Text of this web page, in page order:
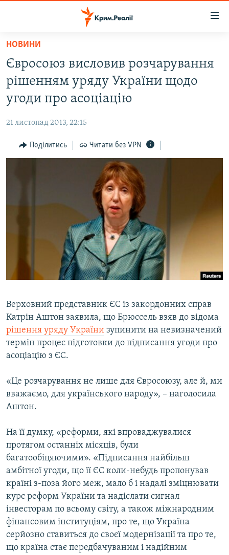
Перейти
основного
матеріалу
Перейти
до
основної
Перейти
до
ВОДА.КРИМ
ВІДЕО ТА ФОТО
БЛОГИ
ПОГЛЯД
СПЕЦПРОЕКТИ
ВІДЕОУРОКИ «ELIFBE»
СВІДЧЕННЯ ОКУПАЦІЇ
УКРАЇНСЬКА ПРОБЛЕМА КРИМУ
ЯК ОБІЙТИ БЛОКУВАННЯ
Qırımtatar
Усі сайти RFE/RL
НОВИНИ
Євросоюз висловив розчарування
рішенням уряду України щодо
угоди про асоціацію
21 листопад 2013, 22:15
Поділитись Читати без VPN
Верховний представник ЄС із закордонних справ
Катрін Аштон заявила, що Брюссель взяв до відома
рішення уряду України зупинити на невизначений
термін процес підготовки до підписання угоди про
асоціацію з ЄС.
«Це розчарування не лише для Євросоюзу, але й, ми
вважаємо, для українського народу», – наголосила
Аштон.
На її думку, «реформи, які впроваджувалися
протягом останніх місяців, були
багатообіцяючими». «Підписання найбільш
амбітної угоди, що її ЄС коли-небудь пропонував
країні з-поза його меж, мало б і надалі зміцнювати
курс реформ України та надіслати сигнал
інвесторам по всьому світу, а також міжнародним
фінансовим інституціям, про те, що Україна
серйозно ставиться до своєї модернізації та про те,
що країна стає передбачуваним і надійним